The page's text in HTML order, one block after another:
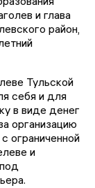
и глава
район,
Тульской
себя и для
в виде денег
организацию
ограниченной
и